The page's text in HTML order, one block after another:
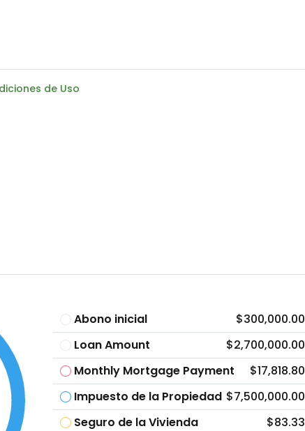
de Uso
Abono inicial
$300,000.00
Loan Amount
$2,700,000.00
Monthly Mortgage Payment
$17,818.80
Impuesto de la Propiedad $7,500,000.00
Seguro de la Vivienda
$83.33